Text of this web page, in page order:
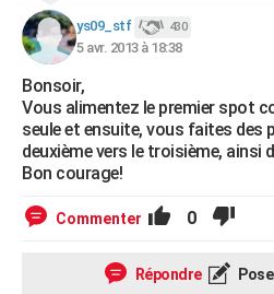
Carte de Noël
Carte Bonne année
Carte Saint-Valentin
Carte Pâques
Carte d'anniversaire
DICTIONNAIRE
Dictionnaire
Biographies
Citations
Expressions
Proverbes
COPAINS D'AVANT
S'inscrire
Se connecter
Lycées
Collèges
Primaires
Universités
Entreprises
Service militaire
Avis de recherche
AVIS DE DÉCÈS
FORUM
ys09_stf 430
5 avr. 2013 à 18:38
Bonsoir,
Vous alimentez le premier spot
seule et ensuite, vous faites des
deuxième vers le troisième, ainsi
Bon courage!
Commenter 0
Répondre